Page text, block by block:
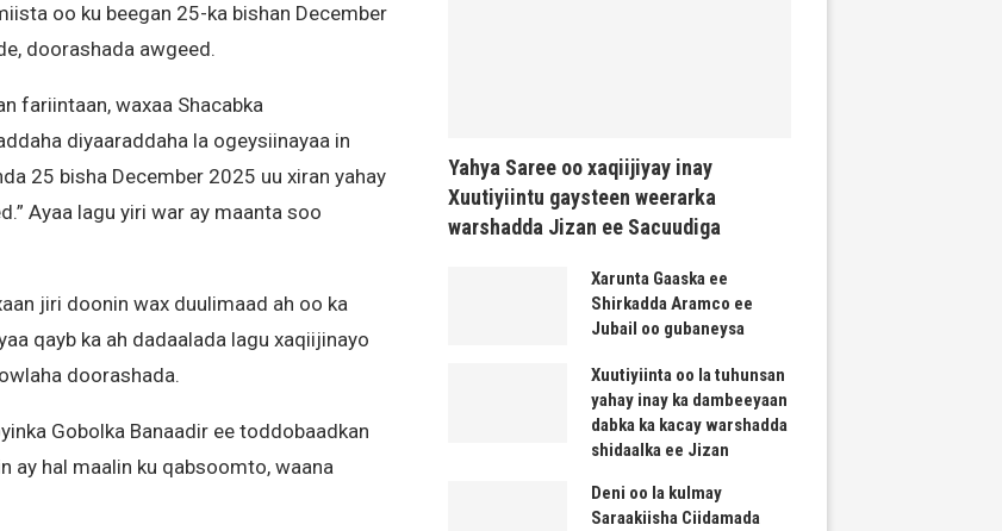
oo ku beegan 25-ka bishan December
doorashada awgeed.
fariintaan, waxaa Shacabka
diyaaraddaha la ogeysiinayaa in
25 bisha December 2025 uu xiran yahay
Ayaa lagu yiri war ay maanta soo
jiri doonin wax duulimaad ah oo ka
qayb ka ah dadaalada lagu xaqiijinayo
doorashada.
Gobolka Banaadir ee toddobaadkan
ay hal maalin ku qabsoomto, waana
Yahya Saree oo xaqiijiyay inay
Xuutiyiintu gaysteen weerarka
warshadda Jizan ee Sacuudiga
Xarunta Gaaska ee
Shirkadda Aramco ee
Jubail oo gubaneysa
Xuutiyiinta oo la tuhunsan
yahay inay ka dambeeyaan
dabka ka kacay warshadda
shidaalka ee Jizan
Deni oo la kulmay
Saraakiisha Ciidamada